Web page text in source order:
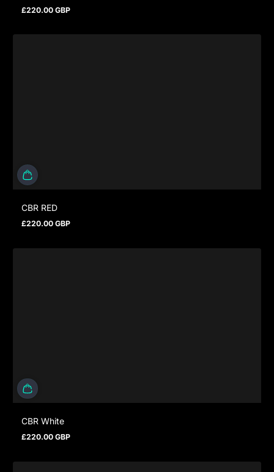
Regulärer Preis
£220.00 GBP
CBR RED
Regulärer Preis
£220.00 GBP
CBR White
Regulärer Preis
£220.00 GBP